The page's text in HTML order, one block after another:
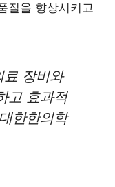
질을 향상시키고
료 장비와
고 효과적
한한의학